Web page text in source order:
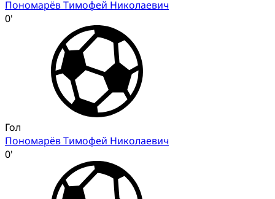
Пономарёв Тимофей Николаевич
0'
Гол
Пономарёв Тимофей Николаевич
0'